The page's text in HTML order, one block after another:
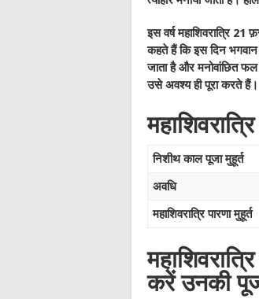
इस वर्ष महाशिवरात्रि
कहते हैं कि इस दिन
जाता है और मनोवांछित फल
उसे अवश्य ही पूरा करते हैं।
निशीथ काल पूजा मुहूर्त
अवधि
महाशिवरात्रि पारणा मुहूर्त
करें उनकी